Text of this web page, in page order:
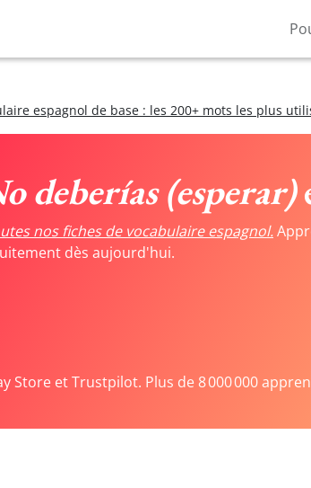
espagnol de base : les 200+ mots les plus
deberías (esperar)
nos fiches de vocabulaire espagnol.
dès aujourd'hui.
Store et Trustpilot. Plus de 8 000 000